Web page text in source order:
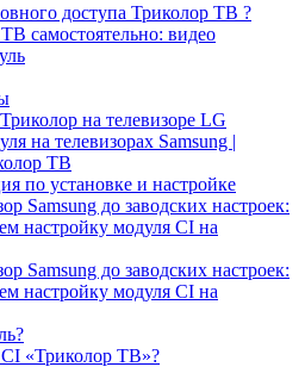
доступа Триколор ТВ ?
самостоятельно: видео
на телевизоре LG
на телевизорах Samsung |
ТВ
по установке и настройке
Samsung до заводских настроек:
настройку модуля CI на
Samsung до заводских настроек:
настройку модуля CI на
CI «Триколор ТВ»?